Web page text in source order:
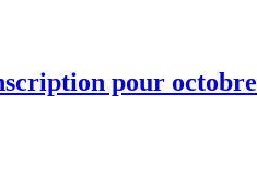
pour octobre